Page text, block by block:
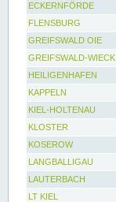
ECKERNFÖRDE
FLENSBURG
GREIFSWALD OIE
GREIFSWALD-WIECK
HEILIGENHAFEN
KAPPELN
KIEL-HOLTENAU
KLOSTER
KOSEROW
LANGBALLIGAU
LAUTERBACH
LT KIEL